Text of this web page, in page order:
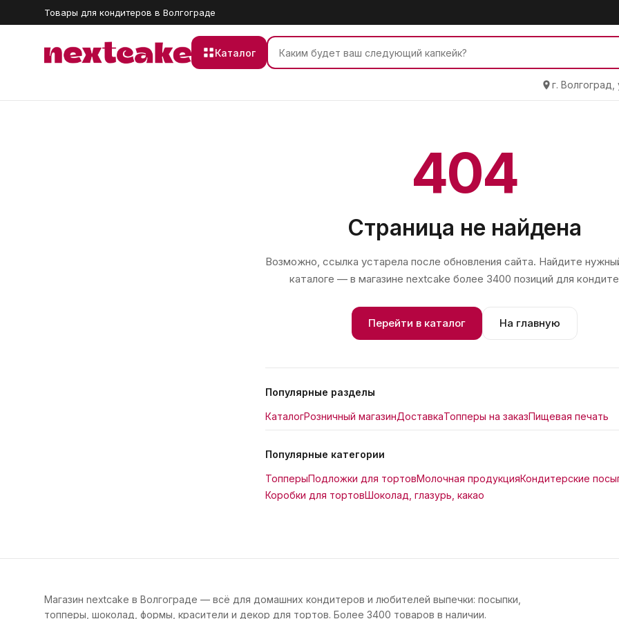
Товары для кондитеров в Волгограде
Каталог
г.
404
Страница не найдена
Возможно, ссылка устарела после обновления сайта. Найдите
каталоге — в магазине nextcake более 3400 позиций для
Перейти в каталог На главную
Популярные разделы
КаталогРозничный магазинДоставкаТопперы на заказПищевая печать
Популярные категории
ТопперыПодложки для тортовМолочная продукцияКондитерские
Коробки для тортовШоколад, глазурь, какао
Магазин nextcake в Волгограде — всё для домашних кондитеров и любителей выпечки: посыпки,
топперы, шоколад, формы, красители и декор для тортов. Более 3400 товаров в наличии.